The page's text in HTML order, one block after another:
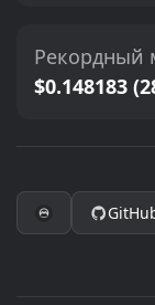
Рекордный
$0.148183